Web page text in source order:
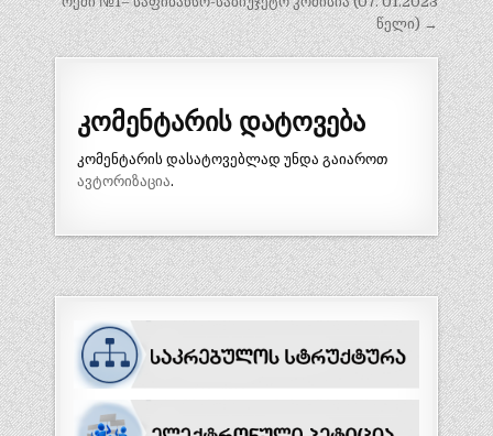
წელი) →
კომენტარის დატოვება
კომენტარის დასატოვებლად უნდა გაიაროთ
ავტორიზაცია.